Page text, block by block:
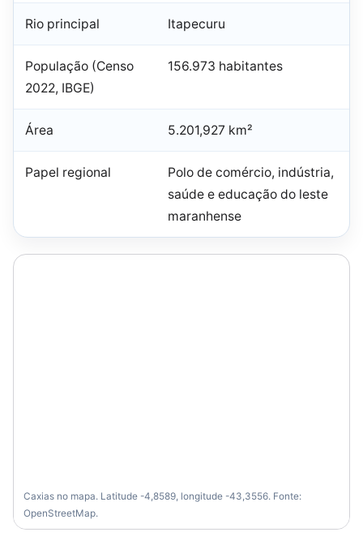
Rio principal Itapecuru
População (Censo
2022, IBGE)
156.973 habitantes
Área 5.201,927 km²
Papel regional
Polo de comércio, indústria,
saúde e educação do leste
maranhense
Caxias no mapa. Latitude -4,8589, longitude -43,3556. Fonte:
OpenStreetMap.